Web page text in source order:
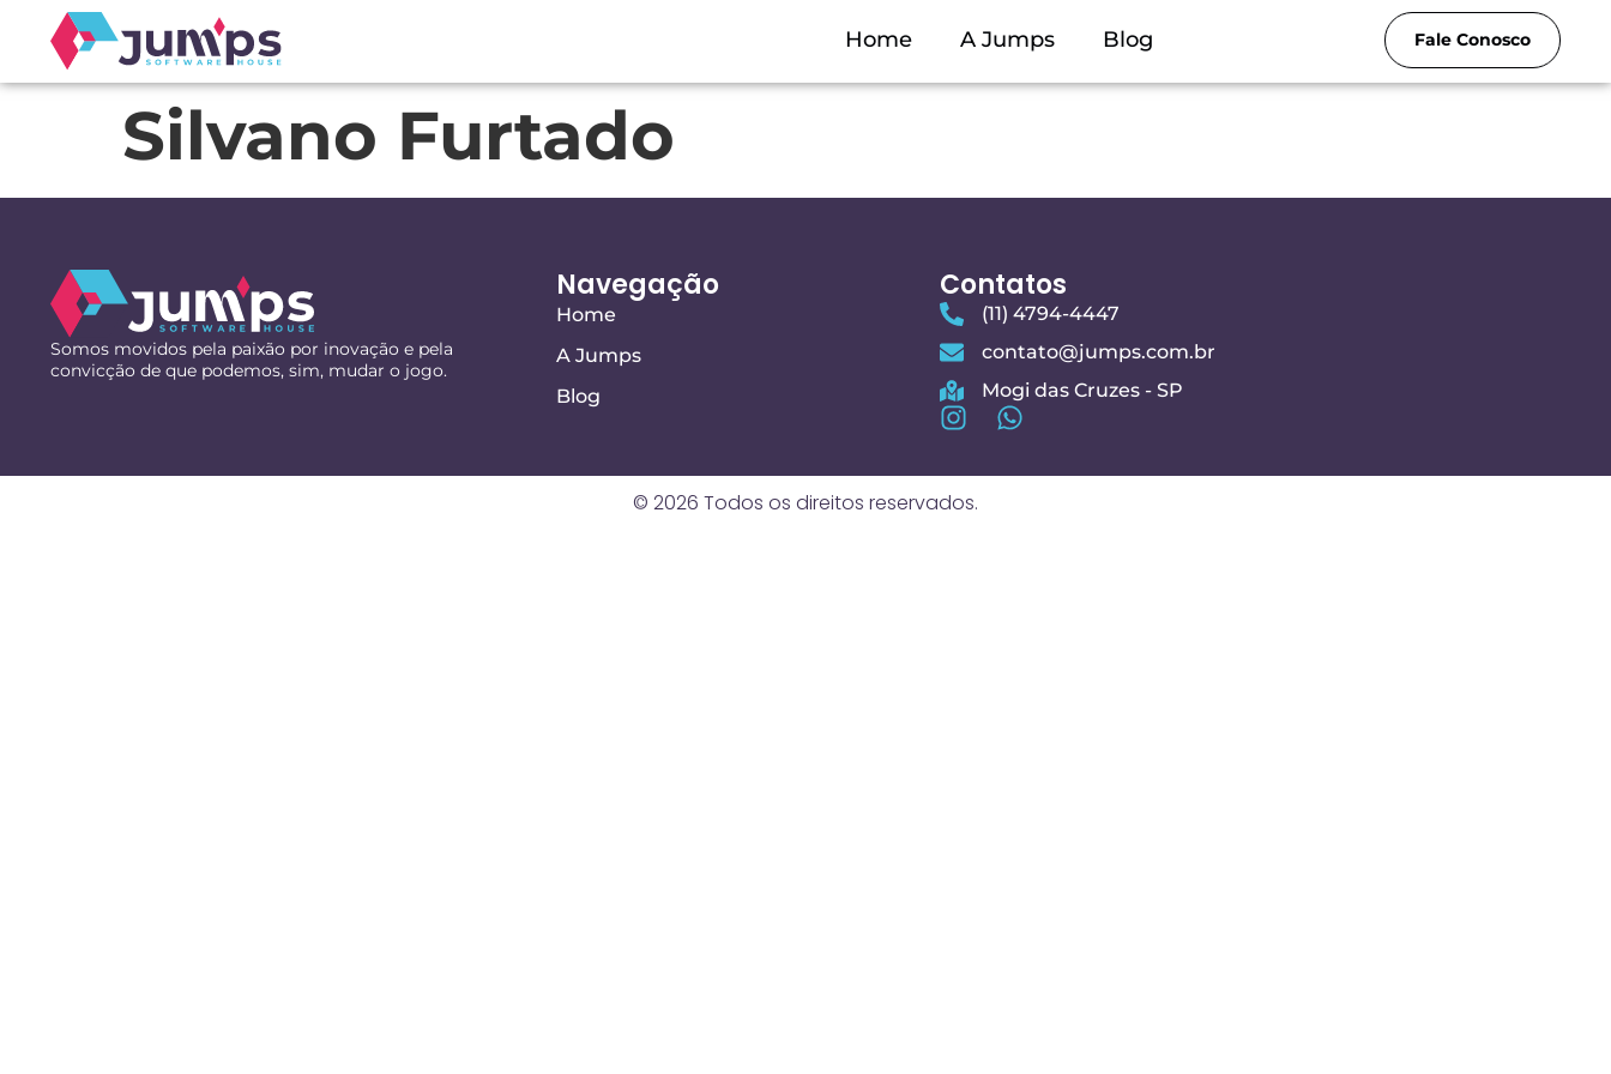
Home A Jumps Blog Fale Conosco
Silvano Furtado
Somos movidos pela paixão por inovação e pela
convicção de que podemos, sim, mudar o jogo.
Navegação
Home
A Jumps
Blog
Contatos
(11) 4794-4447
contato@jumps.com.br
Mogi das Cruzes - SP
© 2026 Todos os direitos reservados.